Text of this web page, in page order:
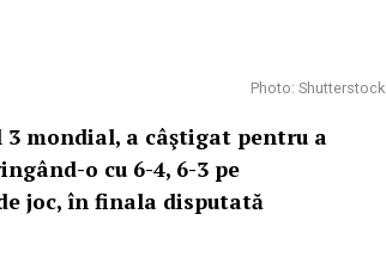
Photo: Shutterstock
3 mondial, a câştigat pentru a
o cu 6-4, 6-3 pe
joc, în finala disputată